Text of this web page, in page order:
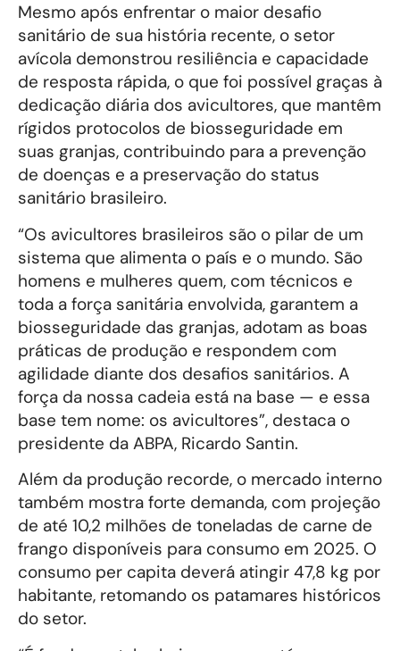
Mesmo após enfrentar o maior desafio
sanitário de sua história recente, o setor
avícola demonstrou resiliência e capacidade
de resposta rápida, o que foi possível graças à
dedicação diária dos avicultores, que mantêm
rígidos protocolos de biosseguridade em
suas granjas, contribuindo para a prevenção
de doenças e a preservação do status
sanitário brasileiro.
“Os avicultores brasileiros são o pilar de um
sistema que alimenta o país e o mundo. São
homens e mulheres quem, com técnicos e
toda a força sanitária envolvida, garantem a
biosseguridade das granjas, adotam as boas
práticas de produção e respondem com
agilidade diante dos desafios sanitários. A
força da nossa cadeia está na base — e essa
base tem nome: os avicultores”, destaca o
presidente da ABPA, Ricardo Santin.
Além da produção recorde, o mercado interno
também mostra forte demanda, com projeção
de até 10,2 milhões de toneladas de carne de
frango disponíveis para consumo em 2025. O
consumo per capita deverá atingir 47,8 kg por
habitante, retomando os patamares históricos
do setor.